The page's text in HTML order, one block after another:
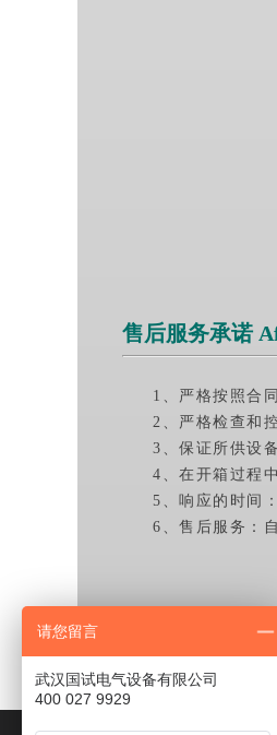
售后服务承诺
1、严格按照合
2、严格检查和
3、保证所供设
4、在开箱过程
5、响应的时间
6、售后服务：
请您留言
武汉国试电气设备有限公司
400 027 9929